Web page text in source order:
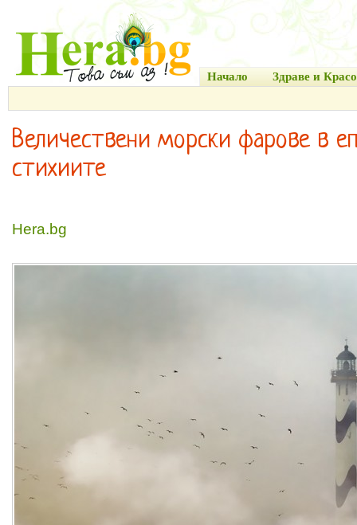
Начало Здраве и
Величествени морски фарове в
стихиите
Hera.bg